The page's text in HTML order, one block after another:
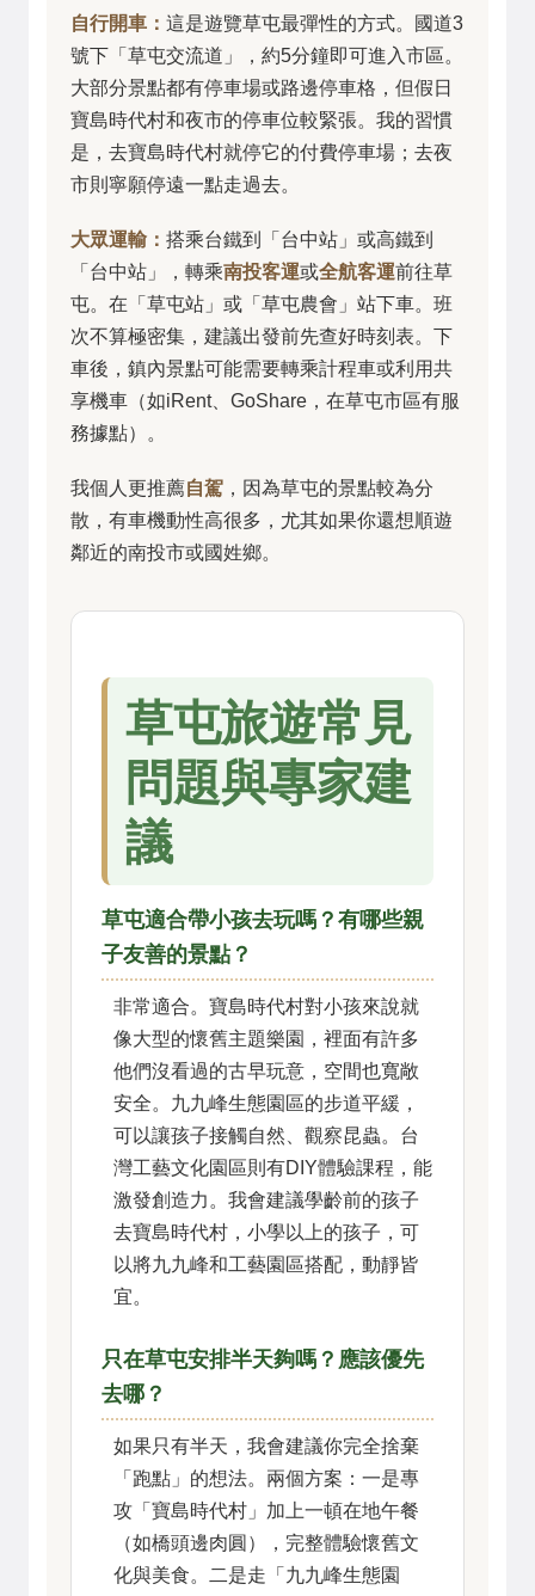
自行開車： 這是遊覽草屯最彈性的方式。國道3
號下「草屯交流道」，約5分鐘即可進入市區。
大部分景點都有停車場或路邊停車格，但假日
寶島時代村和夜市的停車位較緊張。我的習慣
是，去寶島時代村就停它的付費停車場；去夜
市則寧願停遠一點走過去。
大眾運輸： 搭乘台鐵到「台中站」或高鐵到
「台中站」，轉乘南投客運或全航客運前往草
屯。在「草屯站」或「草屯農會」站下車。班
次不算極密集，建議出發前先查好時刻表。下
車後，鎮內景點可能需要轉乘計程車或利用共
享機車（如iRent、GoShare，在草屯市區有服
務據點）。
我個人更推薦自駕 ，因為草屯的景點較為分
散，有車機動性高很多，尤其如果你還想順遊
鄰近的南投市或國姓鄉。
草屯旅遊常見
問題與專家建
議
草屯適合帶小孩去玩嗎？有哪些親
子友善的景點？
非常適合。寶島時代村對小孩來說就
像大型的懷舊主題樂園，裡面有許多
他們沒看過的古早玩意，空間也寬敞
安全。九九峰生態園區的步道平緩，
可以讓孩子接觸自然、觀察昆蟲。台
灣工藝文化園區則有DIY體驗課程，能
激發創造力。我會建議學齡前的孩子
去寶島時代村，小學以上的孩子，可
以將九九峰和工藝園區搭配，動靜皆
宜。
只在草屯安排半天夠嗎？應該優先
去哪？
如果只有半天，我會建議你完全捨棄
「跑點」的想法。兩個方案：一是專
攻「寶島時代村」加上一頓在地午餐
（如橋頭邊肉圓），完整體驗懷舊文
化與美食。二是走「九九峰生態園